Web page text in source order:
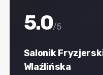
5.0/5
Salonik
Wlaźlińska